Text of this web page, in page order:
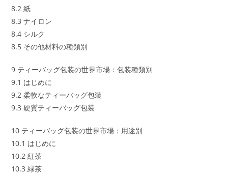
8.2 紙
8.3 ナイロン
8.4 シルク
8.5 その他材料の種類別
9 ティーバッグ包装の世界市場：包装種類別
9.1 はじめに
9.2 柔軟なティーバッグ包装
9.3 硬質ティーバッグ包装
10 ティーバッグ包装の世界市場：用途別
10.1 はじめに
10.2 紅茶
10.3 緑茶